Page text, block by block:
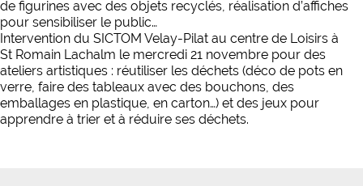
de figurines avec des objets recyclés, réalisation d’affiches
pour sensibiliser le public…
Intervention du SICTOM Velay-Pilat au centre de Loisirs à
St Romain Lachalm le mercredi 21 novembre pour des
ateliers artistiques : réutiliser les déchets (déco de pots en
verre, faire des tableaux avec des bouchons, des
emballages en plastique, en carton…) et des jeux pour
apprendre à trier et à réduire ses déchets.